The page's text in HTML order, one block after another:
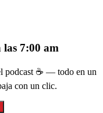
las 7:00 am
podcast ☕ — todo en un
con un clic.